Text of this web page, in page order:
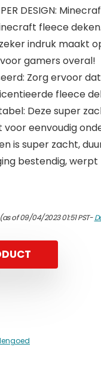
DESIGN:
fleece
indruk maakt
gamers overal!
Zorg ervoor
fleece
Deze super
eenvoudig
is super zacht,
bestendig,
of 09/04/2023 01:51 PST-